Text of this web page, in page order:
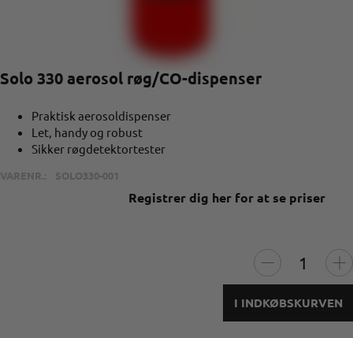
Solo 330 aerosol røg/CO-dispenser
Praktisk aerosoldispenser
Let, handy og robust
Sikker røgdetektortester
VARENR.: SOLO330-001
Registrer dig her for at se priser
I INDKØBSKURVEN